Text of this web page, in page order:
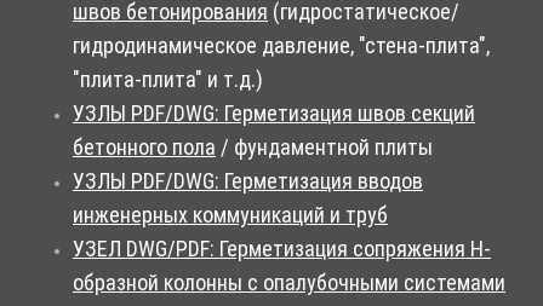
швов бетонирования (гидростатическое/
гидродинамическое давление, "стена-плита",
"плита-плита" и т.д.)
УЗЛЫ PDF/DWG: Герметизация швов секций
бетонного пола / фундаментной плиты
УЗЛЫ PDF/DWG: Герметизация вводов
инженерных коммуникаций и труб
УЗЕЛ DWG/PDF: Герметизация сопряжения Н-
образной колонны с опалубочными системами